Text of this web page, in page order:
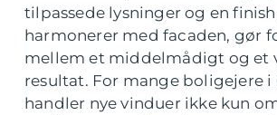
tilpassede lysninger og en
harmonerer med facaden, gør
mellem et middelmådigt og et
resultat. For mange boligejere i
handler nye vinduer ikke kun